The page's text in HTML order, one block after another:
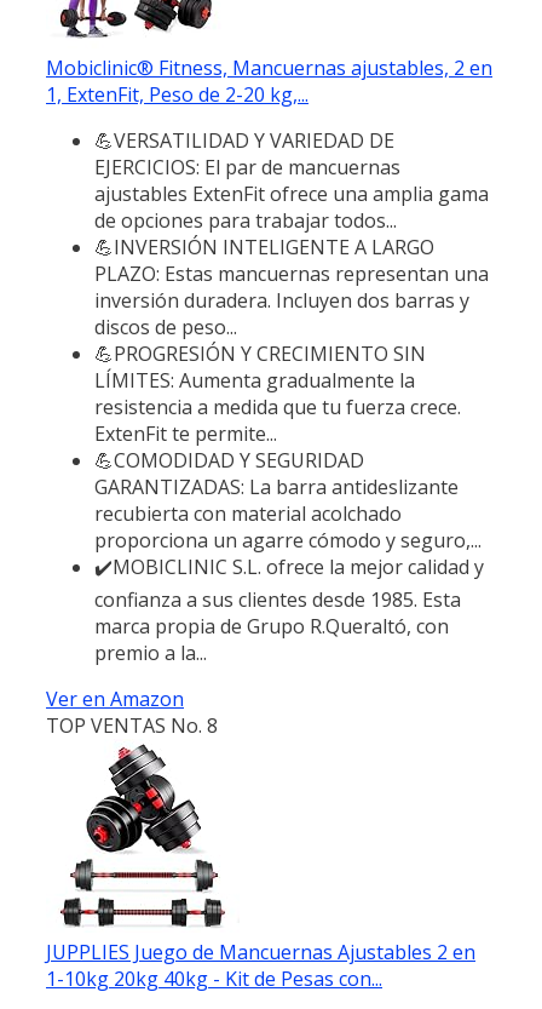
Mobiclinic® Fitness, Mancuernas ajustables, 2 en
1, ExtenFit, Peso de 2-20 kg,...
💪VERSATILIDAD Y VARIEDAD DE
EJERCICIOS: El par de mancuernas
ajustables ExtenFit ofrece una amplia gama
de opciones para trabajar todos...
💪INVERSIÓN INTELIGENTE A LARGO
PLAZO: Estas mancuernas representan una
inversión duradera. Incluyen dos barras y
discos de peso...
💪PROGRESIÓN Y CRECIMIENTO SIN
LÍMITES: Aumenta gradualmente la
resistencia a medida que tu fuerza crece.
ExtenFit te permite...
💪COMODIDAD Y SEGURIDAD
GARANTIZADAS: La barra antideslizante
recubierta con material acolchado
proporciona un agarre cómodo y seguro,...
✔️MOBICLINIC S.L. ofrece la mejor calidad y
confianza a sus clientes desde 1985. Esta
marca propia de Grupo R.Queraltó, con
premio a la...
Ver en Amazon
TOP VENTAS No. 8
JUPPLIES Juego de Mancuernas Ajustables 2 en
1-10kg 20kg 40kg - Kit de Pesas con...